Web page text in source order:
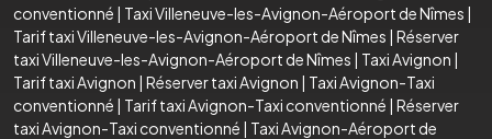
conventionné | Taxi Villeneuve-les-Avignon-Aéroport de Nîmes |
Tarif taxi Villeneuve-les-Avignon-Aéroport de Nîmes | Réserver
taxi Villeneuve-les-Avignon-Aéroport de Nîmes | Taxi Avignon |
Tarif taxi Avignon | Réserver taxi Avignon | Taxi Avignon-Taxi
conventionné | Tarif taxi Avignon-Taxi conventionné | Réserver
taxi Avignon-Taxi conventionné | Taxi Avignon-Aéroport de